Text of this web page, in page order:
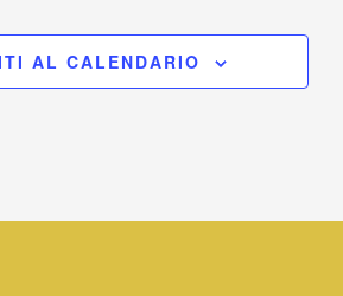
AL CALENDARIO